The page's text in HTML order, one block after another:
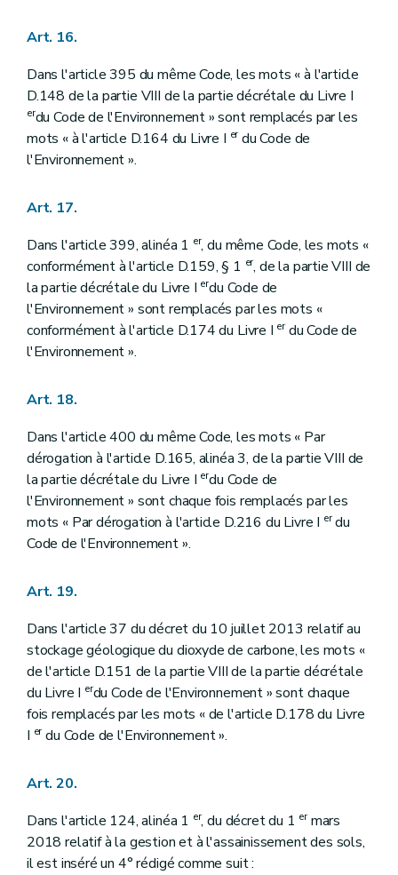
Art. 16.
Dans l'article 395 du même Code, les mots « à l'article
D.148 de la partie VIII de la partie décrétale du Livre I
erdu Code de l'Environnement » sont remplacés par les
mots « à l'article D.164 du Livre I erdu Code de
l'Environnement ».
Art. 17.
Dans l'article 399, alinéa 1 er, du même Code, les mots «
conformément à l'article D.159, § 1 er, de la partie VIII de
la partie décrétale du Livre I erdu Code de
l'Environnement » sont remplacés par les mots «
conformément à l'article D.174 du Livre I erdu Code de
l'Environnement ».
Art. 18.
Dans l'article 400 du même Code, les mots « Par
dérogation à l'article D.165, alinéa 3, de la partie VIII de
la partie décrétale du Livre I erdu Code de
l'Environnement » sont chaque fois remplacés par les
mots « Par dérogation à l'article D.216 du Livre I erdu
Code de l'Environnement ».
Art. 19.
Dans l'article 37 du décret du 10 juillet 2013 relatif au
stockage géologique du dioxyde de carbone, les mots «
de l'article D.151 de la partie VIII de la partie décrétale
du Livre I erdu Code de l'Environnement » sont chaque
fois remplacés par les mots « de l'article D.178 du Livre
I erdu Code de l'Environnement ».
Art. 20.
Dans l'article 124, alinéa 1 er, du décret du 1 ermars
2018 relatif à la gestion et à l'assainissement des sols,
il est inséré un 4° rédigé comme suit :